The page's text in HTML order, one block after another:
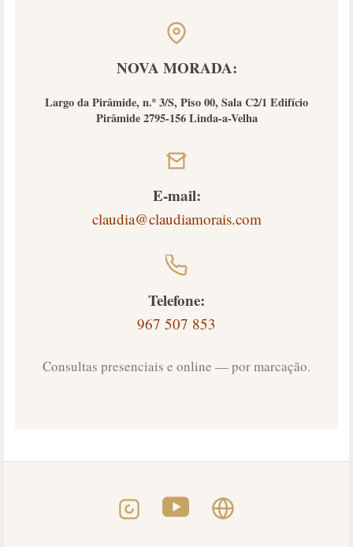
NOVA MORADA:
Largo da Pirâmide, n.º 3/S, Piso 00, Sala C2/1 Edifício
Pirâmide 2795-156 Linda-a-Velha
E-mail:
claudia@claudiamorais.com
Telefone:
967 507 853
Consultas presenciais e online — por marcação.